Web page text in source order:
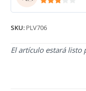
cantidad
SKU:PLV706
El artículo estará listo